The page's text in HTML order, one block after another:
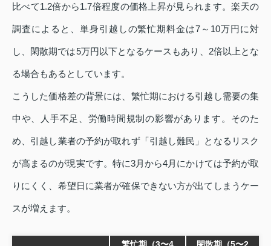
比べて1.2倍から1.7倍程度の価格上昇が見られます。楽天の
調査によると、単身引越しの繁忙期料金は7～10万円に対
し、閑散期では5万円以下となるケースもあり、2倍以上とな
る場合もあるとしています。
こうした価格差の背景には、繁忙期における引越し需要の集
中や、人手不足、労働時間規制の影響があります。そのた
め、引越し業者の予約が取れず「引越し難民」となるリスク
が高まるのが現実です。特に3月から4月にかけては予約が取
りにくく、希望日に業者が確保できない方が出てしまうケー
スが増えます。
繁忙期（3〜4
閑散期（5〜2